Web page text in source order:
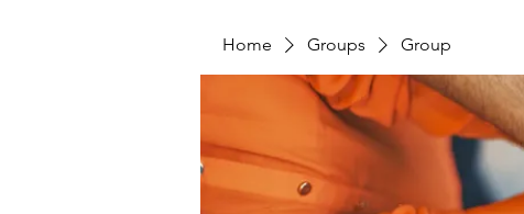
Home Groups Group